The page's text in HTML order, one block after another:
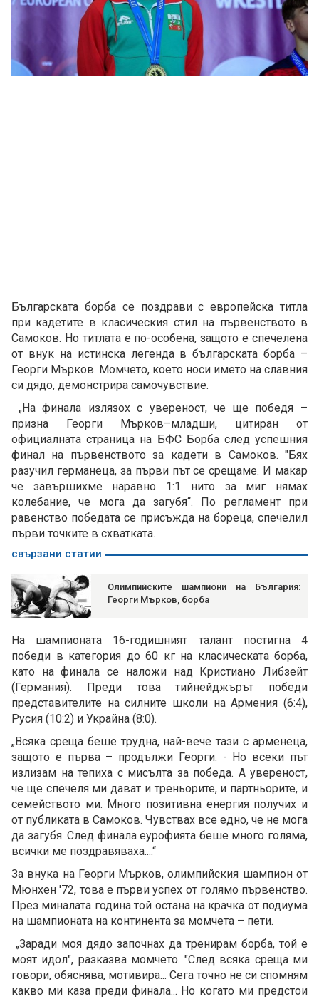
Българската борба се поздрави с европейска титла
при кадетите в класическия стил на първенството в
Самоков. Но титлата е по-особена, защото е спечелена
от внук на истинска легенда в българската борба –
Георги Мърков. Момчето, което носи името на славния
си дядо, демонстрира самочувствие.
„На финала излязох с увереност, че ще победя –
призна Георги Мърков–младши, цитиран от
официалната страница на БФС Борба след успешния
финал на първенството за кадети в Самоков. "Бях
разучил германеца, за първи път се срещаме. И макар
че завършихме наравно 1:1 нито за миг нямах
колебание, че мога да загубя“. По регламент при
равенство победата се присъжда на бореца, спечелил
първи точките в схватката.
свързани статии
Олимпийските шампиони на България:
Георги Мърков, борба
На шампионата 16-годишният талант постигна 4
победи в категория до 60 кг на класическата борба,
като на финала се наложи над Кристиано Либзейт
(Германия). Преди това тийнейджърът победи
представителите на силните школи на Армения (6:4),
Русия (10:2) и Украйна (8:0).
„Всяка среща беше трудна, най-вече тази с арменеца,
защото е първа – продължи Георги. - Но всеки път
излизам на тепиха с мисълта за победа. А увереност,
че ще спечеля ми дават и треньорите, и партньорите, и
семейството ми. Много позитивна енергия получих и
от публиката в Самоков. Чувствах все едно, че не мога
да загубя. След финала еурофията беше много голяма,
всички ме поздравяваха....“
За внука на Георги Мърков, олимпийския шампион от
Мюнхен '72, това е първи успех от голямо първенство.
През миналата година той остана на крачка от подиума
на шампионата на континента за момчета – пети.
„Заради моя дядо започнах да тренирам борба, той е
моят идол", разказва момчето. "След всяка среща ми
говори, обяснява, мотивира... Сега точно не си спомням
какво ми каза преди финала... Но когато ми предстои